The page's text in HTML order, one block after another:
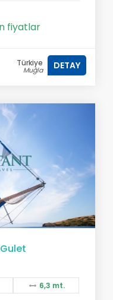
fiyatlar
Türkiye
Muğla DETAY
6,3 mt.